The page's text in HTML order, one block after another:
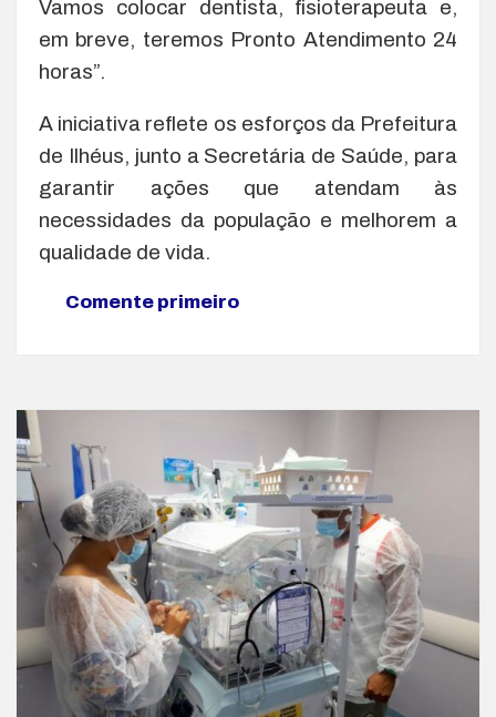
Vamos colocar dentista, fisioterapeuta e,
em breve, teremos Pronto Atendimento 24
horas”.
A iniciativa reflete os esforços da Prefeitura
de Ilhéus, junto a Secretária de Saúde, para
garantir ações que atendam às
necessidades da população e melhorem a
qualidade de vida.
Comente primeiro